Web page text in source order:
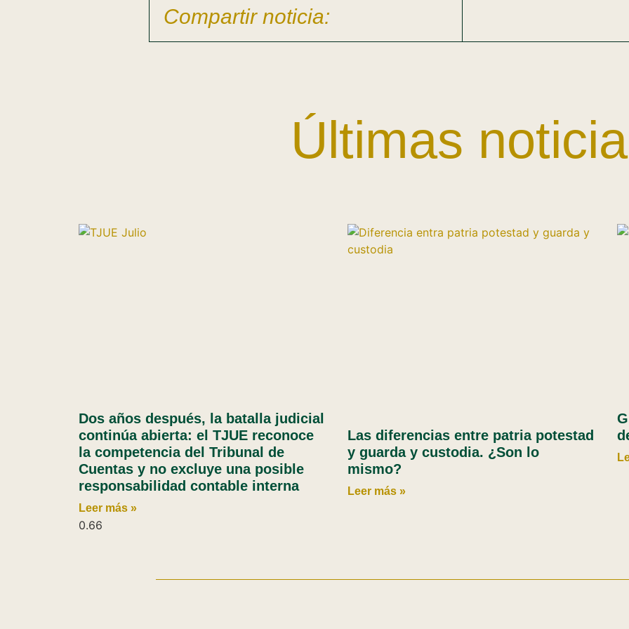
Compartir noticia:
Últimas
Dos años después, la batalla judicial
continúa abierta: el TJUE reconoce
la competencia del Tribunal de
Cuentas y no excluye una posible
responsabilidad contable interna
Leer más »
Las diferencias entre patria potestad
y guarda y custodia. ¿Son lo
mismo?
Leer más »